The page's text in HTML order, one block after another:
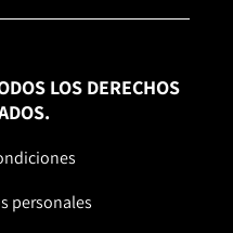
LOS DERECHOS
personales